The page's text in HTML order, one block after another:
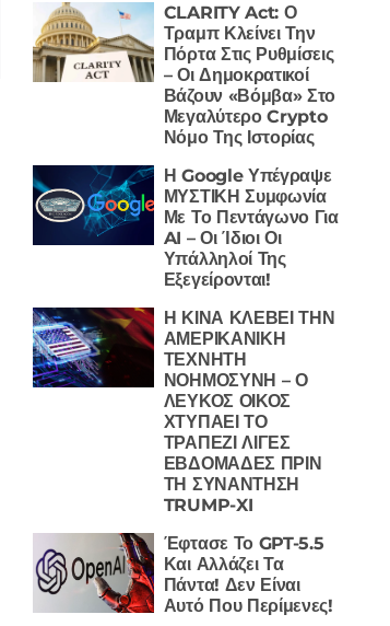
CLARITY Act: Ο
Τραμπ Κλείνει Την
Πόρτα Στις Ρυθμίσεις
– Οι Δημοκρατικοί
Βάζουν «Βόμβα» Στο
Μεγαλύτερο Crypto
Νόμο Της Ιστορίας
Η Google Υπέγραψε
ΜΥΣΤΙΚΗ Συμφωνία
Με Το Πεντάγωνο Για
AI – Οι Ίδιοι Οι
Υπάλληλοί Της
Εξεγείρονται!
Η ΚΙΝΑ ΚΛΕΒΕΙ ΤΗΝ
ΑΜΕΡΙΚΑΝΙΚΗ
ΤΕΧΝΗΤΗ
ΝΟΗΜΟΣΥΝΗ – Ο
ΛΕΥΚΟΣ ΟΙΚΟΣ
ΧΤΥΠΑΕΙ ΤΟ
ΤΡΑΠΕΖΙ ΛΙΓΕΣ
ΕΒΔΟΜΑΔΕΣ ΠΡΙΝ
ΤΗ ΣΥΝΑΝΤΗΣΗ
TRUMP-XI
Έφτασε Το GPT-5.5
Και Αλλάζει Τα
Πάντα! Δεν Είναι
Αυτό Που Περίμενες!